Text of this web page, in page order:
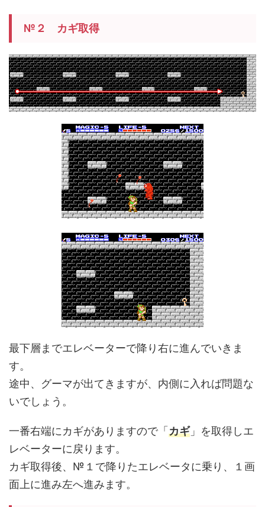
№２ カギ取得
最下層までエレベーターで降り右に進んでいきま
す。
途中、グーマが出てきますが、内側に入れば問題な
いでしょう。
一番右端にカギがありますので「 カギ」を取得しエ
レベーターに戻ります。
カギ取得後、№１で降りたエレベータに乗り、１画
面上に進み左へ進みます。